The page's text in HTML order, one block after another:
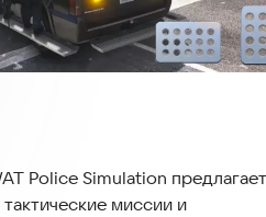
Police Simulation предлагает
миссии и